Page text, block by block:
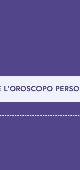
L'OROSCOPO